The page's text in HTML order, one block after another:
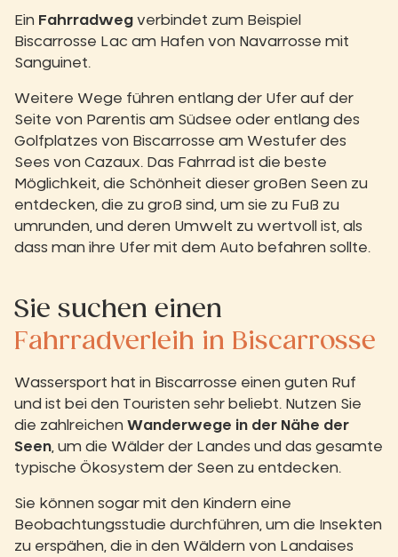
Ein Fahrradweg verbindet zum Beispiel
Biscarrosse Lac am Hafen von Navarrosse mit
Sanguinet.
Weitere Wege führen entlang der Ufer auf der
Seite von Parentis am Südsee oder entlang des
Golfplatzes von Biscarrosse am Westufer des
Sees von Cazaux. Das Fahrrad ist die beste
Möglichkeit, die Schönheit dieser großen Seen zu
entdecken, die zu groß sind, um sie zu Fuß zu
umrunden, und deren Umwelt zu wertvoll ist, als
dass man ihre Ufer mit dem Auto befahren sollte.
Sie suchen einen
Fahrradverleih in Biscarrosse
Wassersport hat in Biscarrosse einen guten Ruf
und ist bei den Touristen sehr beliebt. Nutzen Sie
die zahlreichen Wanderwege in der Nähe der
Seen , um die Wälder der Landes und das gesamte
typische Ökosystem der Seen zu entdecken.
Sie können sogar mit den Kindern eine
Beobachtungsstudie durchführen, um die Insekten
zu erspähen, die in den Wäldern von Landaises